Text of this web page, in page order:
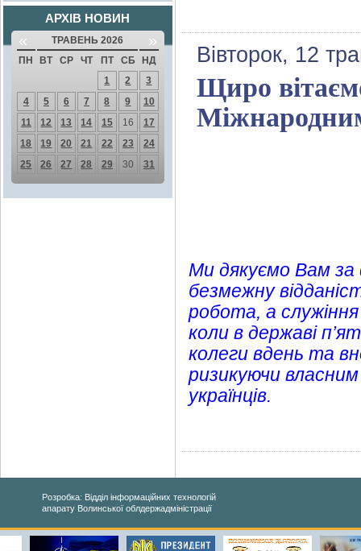
АРХІВ НОВИН
« ТРАВЕНЬ 2026 »
ПН ВТ СР ЧТ ПТ СБ
НД
1
2
3
4
5 6 7 8 9
10
11
12 13 14 15 16
17
18
19 20 21 22 23
24
25
26 27 28 29 30 31
Вівторок, 12
Щиро
Ми дякуємо Вам
безмежну
робота, а
коли в державі
колеги вдень та
ризикуючи
українців.
Розробка: Відділ інформаційних технологій
апарату Волинської облдержадміністрації